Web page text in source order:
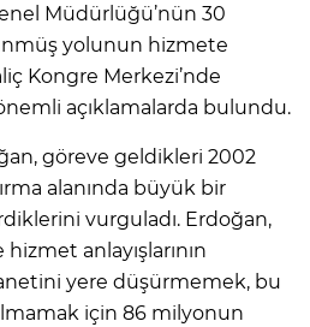
Müdürlüğü’nün 30
yolunun hizmete
Kongre Merkezi’nde
açıklamalarda bulundu.
göreve geldikleri 2002
alanında büyük bir
vurguladı. Erdoğan,
anlayışlarının
yere düşürmemek, bu
için 86 milyonun